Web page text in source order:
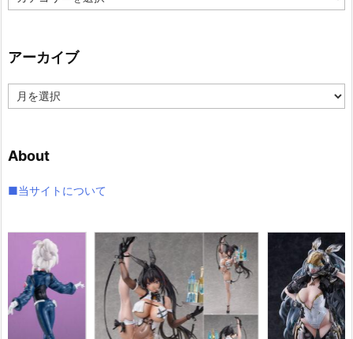
テ
ー
アーカイブ
ー
ブ
About
■当サイトについて